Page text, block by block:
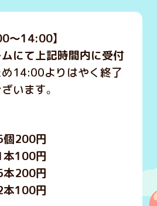
～14:00】
にて上記時間内に受付
14:00よりはやく終了
います。
200円
本100円
200円
100円